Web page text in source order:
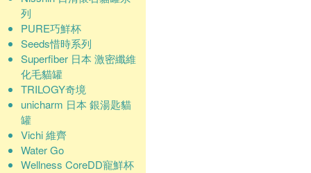
列
PURE巧鮮杯
Seeds惜時系列
Superfiber 日本 激密纖維
化毛貓罐
TRILOGY奇境
unicharm 日本 銀湯匙貓
罐
Vichi 維齊
Water Go
Wellness CoreDD寵鮮杯